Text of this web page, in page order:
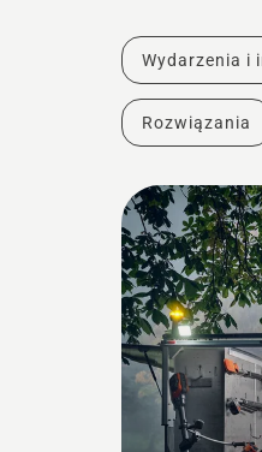
Wydarzenia i
Rozwiązania